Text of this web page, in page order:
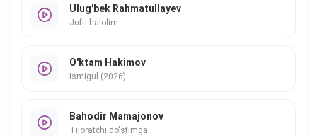
Ulug'bek Rahmatullayev
Jufti halolim
O'ktam Hakimov
Ismigul (2026)
Bahodir Mamajonov
Tijoratchi do'stimga